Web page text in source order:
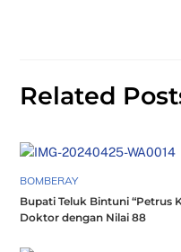
Related
BOMBERAY
Bupati Teluk Bintuni “Petrus
Doktor dengan Nilai 88